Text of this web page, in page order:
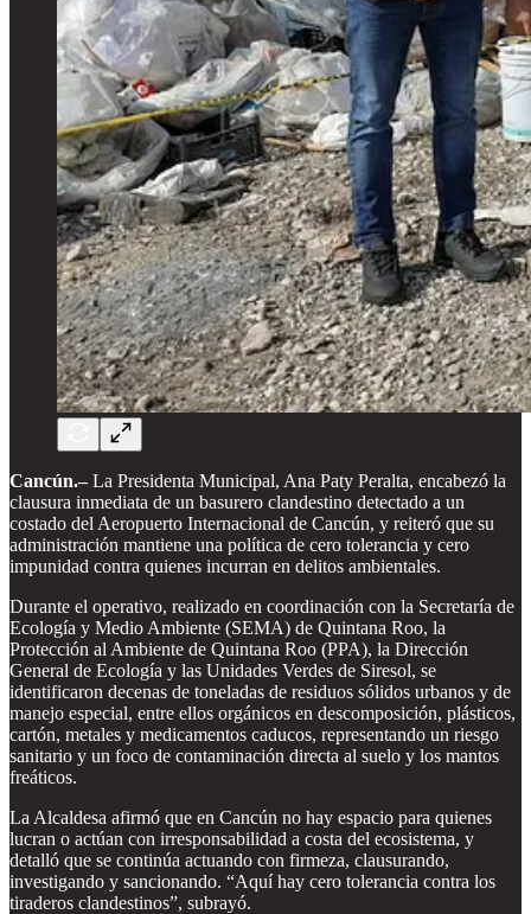
Cancún.–La Presidenta Municipal, Ana Paty Peralta, encabezó la
clausura inmediata de un basurero clandestino detectado a un
costado del Aeropuerto Internacional de Cancún, y reiteró que su
administración mantiene una política de cero tolerancia y cero
impunidad contra quienes incurran en delitos ambientales.
Durante el operativo, realizado en coordinación con la Secretaría de
Ecología y Medio Ambiente (SEMA) de Quintana Roo, la
Protección al Ambiente de Quintana Roo (PPA), la Dirección
General de Ecología y las Unidades Verdes de Siresol, se
identificaron decenas de toneladas de residuos sólidos urbanos y de
manejo especial, entre ellos orgánicos en descomposición, plásticos,
cartón, metales y medicamentos caducos, representando un riesgo
sanitario y un foco de contaminación directa al suelo y los mantos
freáticos.
La Alcaldesa afirmó que en Cancún no hay espacio para quienes
lucran o actúan con irresponsabilidad a costa del ecosistema, y
detalló que se continúa actuando con firmeza, clausurando,
investigando y sancionando. “Aquí hay cero tolerancia contra los
tiraderos clandestinos”, subrayó.